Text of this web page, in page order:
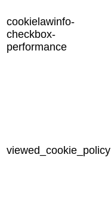
cookielawinfo-
checkbox-
performance
viewed_cookie_policy